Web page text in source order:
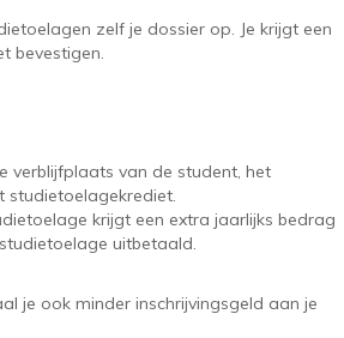
zelf je dossier op. Je krijgt een
bevestigen.
verblijfplaats van de student, het
studietoelagekrediet.
krijgt een extra jaarlijks bedrag
uitbetaald.
je ook minder inschrijvingsgeld aan je